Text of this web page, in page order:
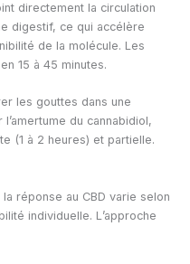
directement la circulation
digestif, ce qui accélère
de la molécule. Les
15 à 45 minutes.
les gouttes dans une
du cannabidiol,
(1 à 2 heures) et partielle.
réponse au CBD varie selon
individuelle. L’approche